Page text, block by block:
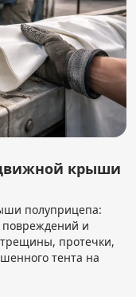
крыши
полуприцепа:
и
протечки,
тента на